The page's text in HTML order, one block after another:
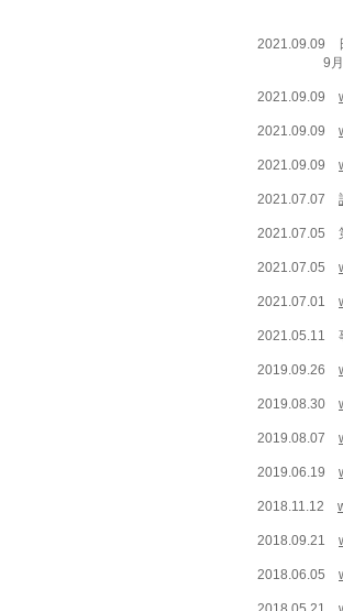
アルバイ
2021.09.09
9月13日
2021.09.09
2021.09.09
​2021.09.09
2021.07.07
2021.07.05
2021.07.05
2021.07.01
2021.05.11
2019.09.26
2019.08.30
2019.08.07
2019.06.19
2018.11.12
2018.09.21
2018.06.05